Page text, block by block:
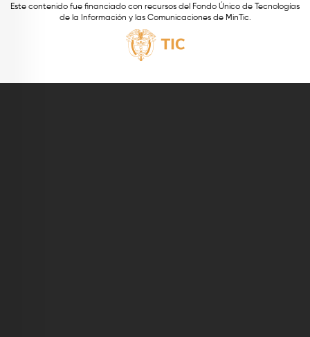
Este contenido fue financiado con recursos del Fondo Único de Tecnologías
de la Información y las Comunicaciones de MinTic.